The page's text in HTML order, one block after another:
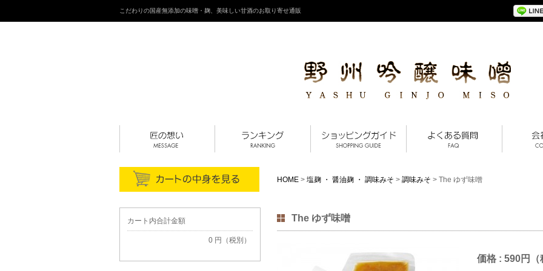
こだわりの国産無添加の味噌・麹、美味しい甘酒のお取り寄せ通販
HOME > 塩麹 ・ 醤油麹 ・ 調味みそ > 調味みそ > The ゆず味噌
The ゆず味噌
価格 : 590円（
カート内合計金額
0 円（税別）